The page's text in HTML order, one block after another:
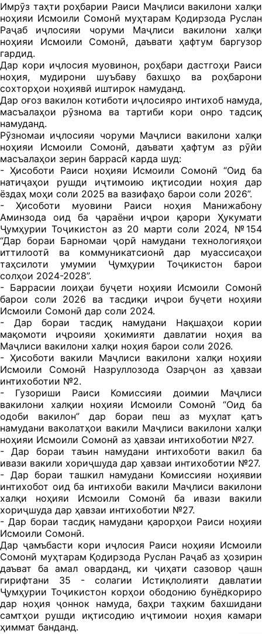
Имрӯз таҳти роҳбарии Раиси Маҷлиси вакилони халқи
ноҳияи Исмоили Сомонӣ муҳтарам Қодирзода Руслан
Раҷаб иҷлосияи чоруми Маҷлиси вакилони халқи
ноҳияи Исмоили Сомонӣ, даъвати ҳафтум баргузор
гардид.
Дар кори иҷлосия муовинон, роҳбари дастгоҳи Раиси
ноҳия, мудирони шуъбаву бахшҳо ва роҳбарони
сохторҳои ноҳиявӣ иштирок намуданд.
Дар оғоз вакилон котиботи иҷлосияро интихоб намуда,
масъалаҳои рӯзнома ва тартиби кори онро тадсиқ
намуданд.
Рӯзномаи иҷлосияи чоруми Маҷлиси вакилони халқи
ноҳияи Исмоили Сомонӣ, даъвати ҳафтум аз рӯйи
масъалаҳои зерин баррасӣ карда шуд:
- Ҳисоботи Раиси ноҳияи Исмоили Сомонӣ “Оид ба
натиҷаҳои рушди иҷтимоию иқтисодии ноҳия дар
ёздаҳ моҳи соли 2025 ва вазифаҳо барои соли 2026”.
- Ҳисоботи муовини Раиси ноҳия Манижабону
Аминзода оид ба ҷараёни иҷрои қарори Ҳукумати
Ҷумҳурии Тоҷикистон аз 20 марти соли 2024, №154
“Дар бораи Барномаи ҷорӣ намудани технологияҳои
иттилоотӣ ва коммуникатсионӣ дар муассисаҳои
таҳсилоти умумии Ҷумҳурии Тоҷикистон барои
солҳои 2024-2028”.
- Баррасии лоиҳаи буҷети ноҳияи Исмоили Сомонӣ
барои соли 2026 ва тасдиқи иҷрои буҷети ноҳияи
Исмоили Сомонӣ дар соли 2024.
- Дар бораи тасдиқ намудани Нақшаҳои кории
мақомоти иҷроияи ҳокимияти давлатии ноҳия ва
Маҷлиси вакилони халқи ноҳия барои соли 2026.
- Ҳисоботи вакили Маҷлиси вакилони халқи ноҳияи
Исмоили Сомонӣ Назруллозода Озарҷон аз ҳавзаи
интихоботии №2.
- Гузориши Раиси Комиссияи доимии Маҷлиси
вакилони халқии ноҳияи Исмоили Сомонӣ “Оид ба
одоби вакилон” дар бораи пеш аз муҳлат қатъ
намудани ваколатҳои вакили Маҷлиси вакилони халқи
ноҳияи Исмоили Сомонӣ аз ҳавзаи интихоботии №27.
- Дар бораи таъин намудани интихоботи вакил ба
ивази вакили хориҷшуда дар ҳавзаи интихоботии №27.
- Дар бораи ташкил намудани Комиссияи ноҳиявии
интихобот оид ба интихоби вакили Маҷлиси вакилони
халқи ноҳияи Исмоили Сомонӣ ба ивази вакили
хориҷшуда дар ҳавзаи интихоботии №27.
- Дар бораи тасдиқ намудани қарорҳои Раиси ноҳияи
Исмоили Сомонӣ.
Дар ҷамъбасти кори иҷлосия Раиси ноҳияи Исмоили
Сомонӣ муҳтарам Қодирзода Руслан Раҷаб аз ҳозирин
даъват ба амал оварданд, ки ҷиҳати сазовор ҷашн
гирифтани 35 - солагии Истиқлолияти давлатии
Ҷумҳурии Тоҷикистон корҳои ободонию бунёдкориро
дар ноҳия ҷоннок намуда, баҳри таҳким бахшидани
самтҳои рушди иқтисодию иҷтимоии ноҳия камари
ҳиммат банданд.